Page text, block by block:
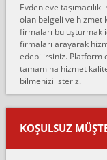
çalıştıklarını, müş...
Ahmet:
Lüleburgaz güngünes
anlaştık sabah eve
sarcaz demelerine r...
mehmet güldü:
Ankara ALİCANLAR
var verdikleri fiyat teklifini
oldukça tutarsı...
Evden eve
olan belgeli ve hizmet
firmaları buluşturmak
firmaları arayarak
edebilirsiniz. Platform
tamamına hizmet
bilmenizi isteriz.
KOŞULSUZ